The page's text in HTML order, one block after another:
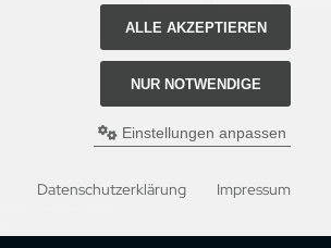
ALLE AKZEPTIEREN
NUR NOTWENDIGE
Einstellungen anpassen
Datenschutzerklärung Impressum